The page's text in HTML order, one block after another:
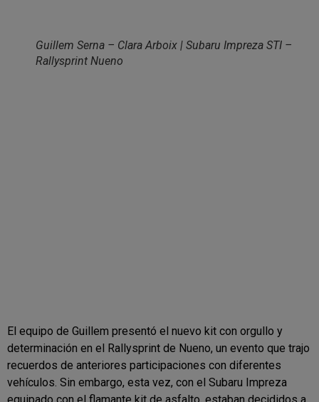
Guillem Serna – Clara Arboix | Subaru Impreza STI –
Rallysprint Nueno
El equipo de Guillem presentó el nuevo kit con orgullo y
determinación en el Rallysprint de Nueno, un evento que trajo
recuerdos de anteriores participaciones con diferentes
vehículos. Sin embargo, esta vez, con el Subaru Impreza